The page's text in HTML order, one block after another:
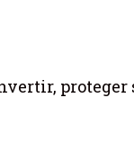
proteger